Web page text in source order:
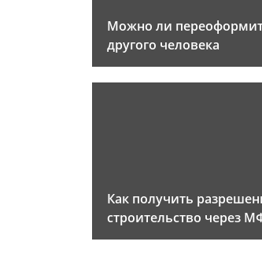
Можно ли
другого человека
Как получить
строительство через